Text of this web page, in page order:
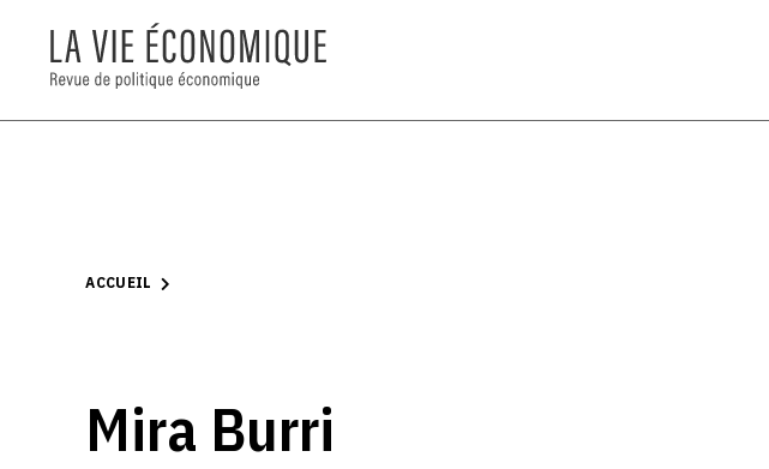
ACCUEIL
Mira Burri